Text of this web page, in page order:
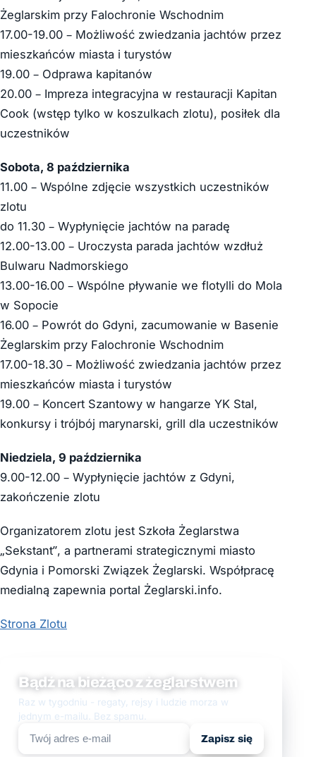
Żeglarskim przy Falochronie Wschodnim
17.00-19.00 – Możliwość zwiedzania jachtów przez
mieszkańców miasta i turystów
19.00 – Odprawa kapitanów
20.00 – Impreza integracyjna w restauracji Kapitan
Cook (wstęp tylko w koszulkach zlotu), posiłek dla
uczestników
Sobota, 8 października
11.00 – Wspólne zdjęcie wszystkich uczestników
zlotu
do 11.30 – Wypłynięcie jachtów na paradę
12.00-13.00 – Uroczysta parada jachtów wzdłuż
Bulwaru Nadmorskiego
13.00-16.00 – Wspólne pływanie we flotylli do Mola
w Sopocie
16.00 – Powrót do Gdyni, zacumowanie w Basenie
Żeglarskim przy Falochronie Wschodnim
17.00-18.30 – Możliwość zwiedzania jachtów przez
mieszkańców miasta i turystów
19.00 – Koncert Szantowy w hangarze YK Stal,
konkursy i trójbój marynarski, grill dla uczestników
Niedziela, 9 października
9.00-12.00 – Wypłynięcie jachtów z Gdyni,
zakończenie zlotu
Organizatorem zlotu jest Szkoła Żeglarstwa
„Sekstant”, a partnerami strategicznymi miasto
Gdynia i Pomorski Związek Żeglarski. Współpracę
medialną zapewnia portal Żeglarski.info.
Strona Zlotu
Bądź na bieżąco z żeglarstwem
Raz w tygodniu - regaty, rejsy i ludzie morza w
jednym e-mailu. Bez spamu.
Zapisz się